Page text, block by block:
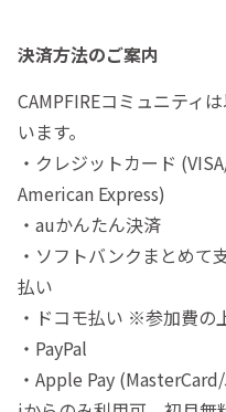
決済方法のご案内
CAMPFIREコミュニティ
います。
・クレジットカード
American Express)
・auかんたん決済
・ソフトバンクまとめて
払い
・ドコモ払い ※参加費の
・PayPal
・Apple Pay